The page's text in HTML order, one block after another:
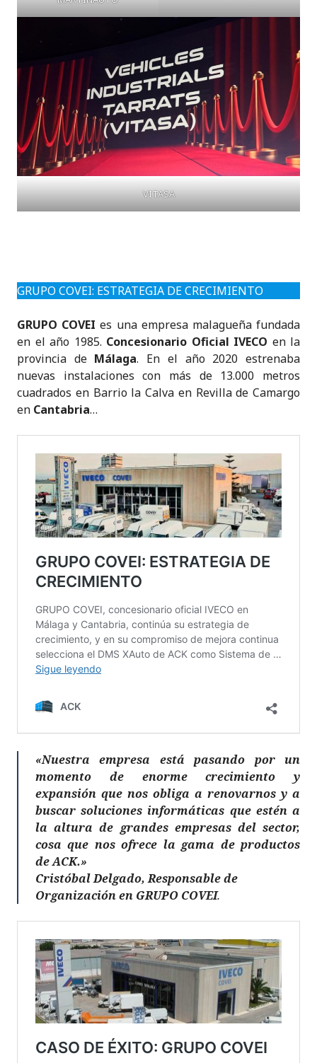
VITASA
GRUPO COVEI: ESTRATEGIA DE CRECIMIENTO
GRUPO COVEI es una empresa malagueña fundada
en el año 1985. Concesionario Oficial IVECO en la
provincia de Málaga. En el año 2020 estrenaba
nuevas instalaciones con más de 13.000 metros
cuadrados en Barrio la Calva en Revilla de Camargo
en Cantabria…
«Nuestra empresa está pasando por un
momento de enorme crecimiento y
expansión que nos obliga a renovarnos y a
buscar soluciones informáticas que estén a
la altura de grandes empresas del sector,
cosa que nos ofrece la gama de productos
de ACK.»
Cristóbal Delgado, Responsable de
Organización en GRUPO COVEI.